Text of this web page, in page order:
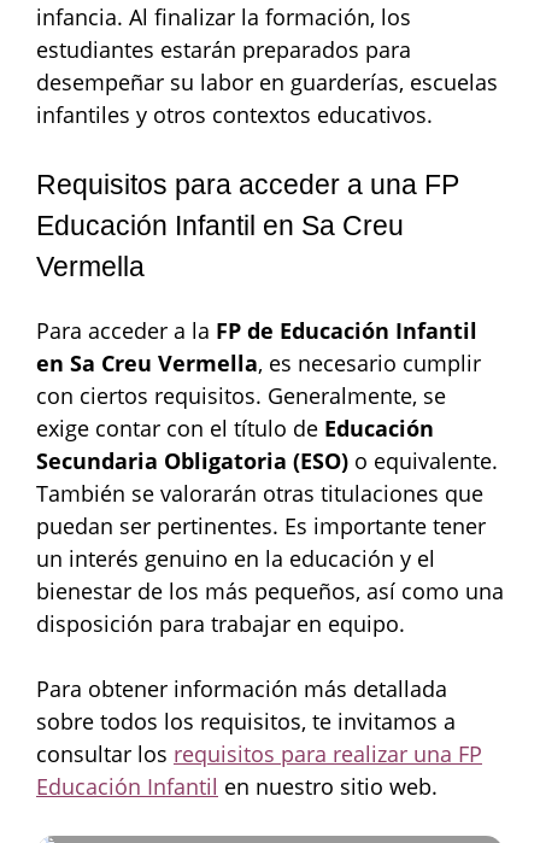
infancia. Al finalizar la formación, los
estudiantes estarán preparados para
desempeñar su labor en guarderías, escuelas
infantiles y otros contextos educativos.
Requisitos para acceder a una FP
Educación Infantil en Sa Creu
Vermella
Para acceder a la FP de Educación Infantil
en Sa Creu Vermella, es necesario cumplir
con ciertos requisitos. Generalmente, se
exige contar con el título de Educación
Secundaria Obligatoria (ESO) o equivalente.
También se valorarán otras titulaciones que
puedan ser pertinentes. Es importante tener
un interés genuino en la educación y el
bienestar de los más pequeños, así como una
disposición para trabajar en equipo.
Para obtener información más detallada
sobre todos los requisitos, te invitamos a
consultar los requisitos para realizar una FP
Educación Infantil en nuestro sitio web.